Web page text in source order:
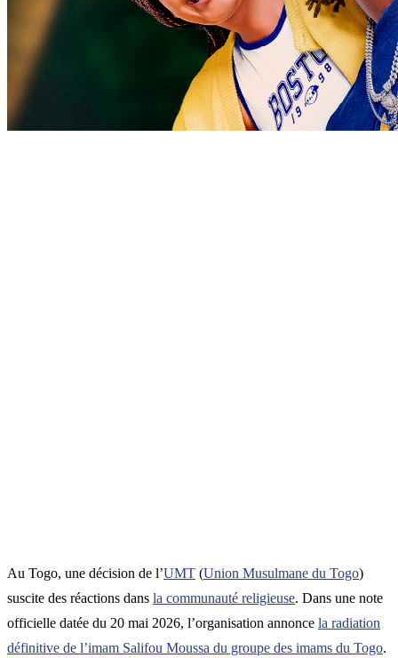
Au Togo, une décision de l’UMT (Union Musulmane du Togo)
suscite des réactions dans la communauté religieuse. Dans une note
officielle datée du 20 mai 2026, l’organisation annonce la radiation
définitive de l’imam Salifou Moussa du groupe des imams du Togo.